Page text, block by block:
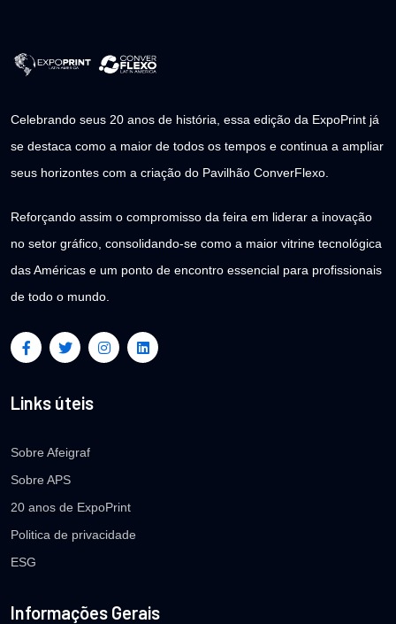
Celebrando seus 20 anos de história, essa edição da ExpoPrint já
se destaca como a maior de todos os tempos e continua a ampliar
seus horizontes com a criação do Pavilhão ConverFlexo.
Reforçando assim o compromisso da feira em liderar a inovação
no setor gráfico, consolidando-se como a maior vitrine tecnológica
das Américas e um ponto de encontro essencial para profissionais
de todo o mundo.
Links úteis
Sobre Afeigraf
Sobre APS
20 anos de ExpoPrint
Politica de privacidade
ESG
Informações Gerais